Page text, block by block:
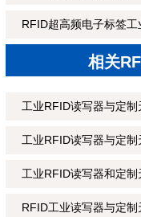
RFID超高频电子标签
相关
工业RFID读写器与定
工业RFID读写器与定
工业RFID读写器和定制
RFID工业读写器与定制